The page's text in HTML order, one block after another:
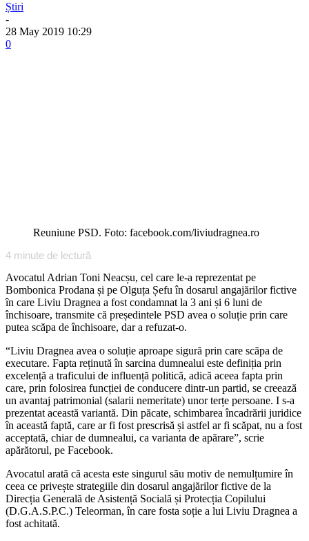
Știri
-
28 May 2019 10:29
0
Reuniune PSD. Foto: facebook.com/liviudragnea.ro
4 minute de lectură
Avocatul Adrian Toni Neacșu, cel care le-a reprezentat pe
Bombonica Prodana și pe Olguța Șefu în dosarul angajărilor fictive
în care Liviu Dragnea a fost condamnat la 3 ani și 6 luni de
închisoare, transmite că președintele PSD avea o soluție prin care
putea scăpa de închisoare, dar a refuzat-o.
“Liviu Dragnea avea o soluție aproape sigură prin care scăpa de
executare. Fapta reținută în sarcina dumnealui este definiția prin
excelență a traficului de influență politică, adică aceea fapta prin
care, prin folosirea funcției de conducere dintr-un partid, se creează
un avantaj patrimonial (salarii nemeritate) unor terțe persoane. I s-a
prezentat această variantă. Din păcate, schimbarea încadrării juridice
în această faptă, care ar fi fost prescrisă și astfel ar fi scăpat, nu a fost
acceptată, chiar de dumnealui, ca varianta de apărare”, scrie
apărătorul, pe Facebook.
Avocatul arată că acesta este singurul său motiv de nemulțumire în
ceea ce privește strategiile din dosarul angajărilor fictive de la
Direcția Generală de Asistență Socială și Protecția Copilului
(D.G.A.S.P.C.) Teleorman, în care fosta soție a lui Liviu Dragnea a
fost achitată.